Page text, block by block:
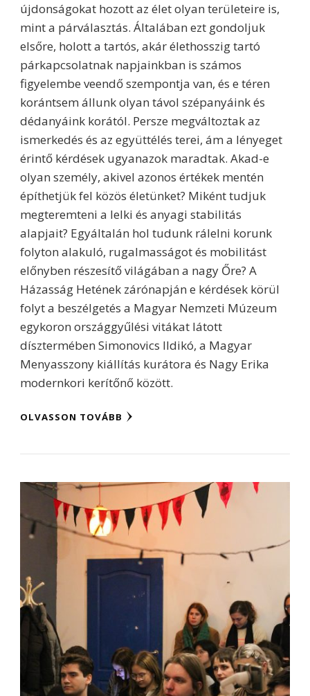
újdonságokat hozott az élet olyan területeire is,
mint a párválasztás. Általában ezt gondoljuk
elsőre, holott a tartós, akár élethosszig tartó
párkapcsolatnak napjainkban is számos
figyelembe veendő szempontja van, és e téren
korántsem állunk olyan távol szépanyáink és
dédanyáink korától. Persze megváltoztak az
ismerkedés és az együttélés terei, ám a lényeget
érintő kérdések ugyanazok maradtak. Akad-e
olyan személy, akivel azonos értékek mentén
építhetjük fel közös életünket? Miként tudjuk
megteremteni a lelki és anyagi stabilitás
alapjait? Egyáltalán hol tudunk rálelni korunk
folyton alakuló, rugalmasságot és mobilitást
előnyben részesítő világában a nagy Őre? A
Házasság Hetének zárónapján e kérdések körül
folyt a beszélgetés a Magyar Nemzeti Múzeum
egykoron országgyűlési vitákat látott
dísztermében Simonovics Ildikó, a Magyar
Menyasszony kiállítás kurátora és Nagy Erika
modernkori kerítőnő között.
OLVASSON TOVÁBB